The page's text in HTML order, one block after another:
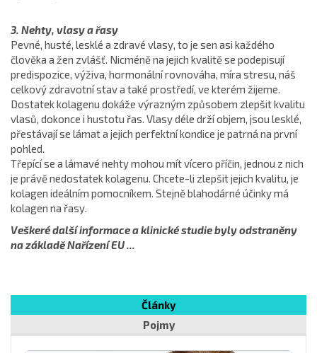
3. Nehty, vlasy a řasy
Pevné, husté, lesklé a zdravé vlasy, to je sen asi každého
člověka a žen zvlášť. Nicméně na jejich kvalitě se podepisují
predispozice, výživa, hormonální rovnováha, míra stresu, náš
celkový zdravotní stav a také prostředí, ve kterém žijeme.
Dostatek kolagenu dokáže výrazným způsobem zlepšit kvalitu
vlasů, dokonce i hustotu řas. Vlasy déle drží objem, jsou lesklé,
přestávají se lámat a jejich perfektní kondice je patrná na první
pohled.
Třepící se a lámavé nehty mohou mít vícero příčin, jednou z nich
je právě nedostatek kolagenu. Chcete-li zlepšit jejich kvalitu, je
kolagen ideálním pomocníkem. Stejně blahodárné účinky má
kolagen na řasy.
Veškeré další informace a klinické studie byly odstraněny
na základě Nařízení EU ...
Články
Pojmy